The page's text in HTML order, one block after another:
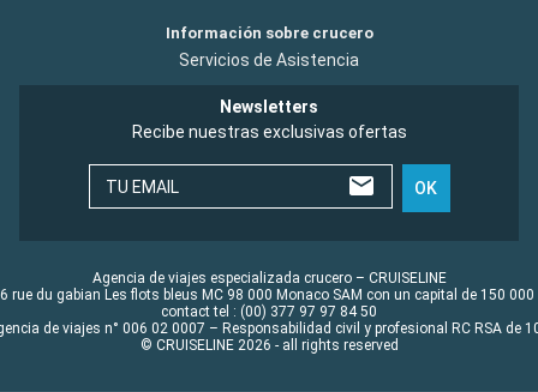
Información sobre crucero
Servicios de Asistencia
Newsletters
Recibe nuestras exclusivas ofertas
TU EMAIL OK
Agencia de viajes especializada crucero – CRUISELINE
rue du gabian Les flots bleus MC 98 000 Monaco SAM con un capital de 150 000
contact tel : (00) 377 97 97 84 50
de viajes n° 006 02 0007 – Responsabilidad civil y profesional RC RSA de
© CRUISELINE 2026 - all rights reserved